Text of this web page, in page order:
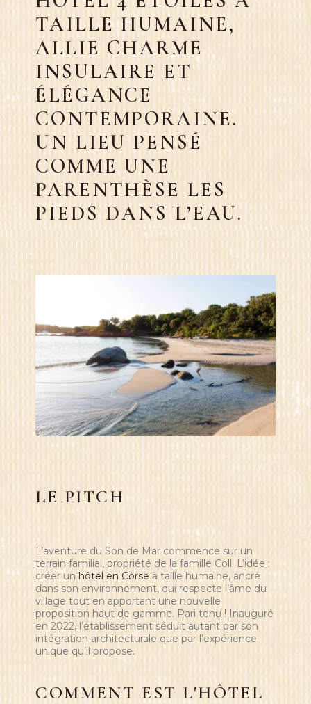
TAILLE HUMAINE,
ALLIE CHARME
INSULAIRE ET
ÉLÉGANCE
CONTEMPORAINE.
UN LIEU PENSÉ
COMME UNE
PARENTHÈSE LES
PIEDS DANS L’EAU.
LE PITCH
L’aventure du Son de Mar commence sur un
terrain familial, propriété de la famille Coll. L’idée :
créer un hôtel en Corse à taille humaine, ancré
dans son environnement, qui respecte l’âme du
village tout en apportant une nouvelle
proposition haut de gamme. Pari tenu ! Inauguré
en 2022, l’établissement séduit autant par son
intégration architecturale que par l’expérience
unique qu’il propose.
COMMENT EST L'HÔTEL